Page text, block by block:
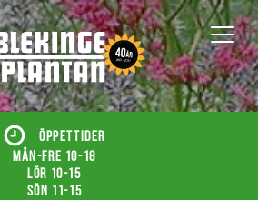
ÖPPETTIDER
Mån-fre 10-18
Lör 10-15
Sön 11-15